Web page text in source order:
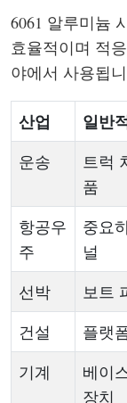
6061 알루미늄
효율적이며 적
야에서 사용됩
산업 일반
운송
트럭
품
항공우
주
중요
널
선박
보트
건설
플랫
기계
베이
장치